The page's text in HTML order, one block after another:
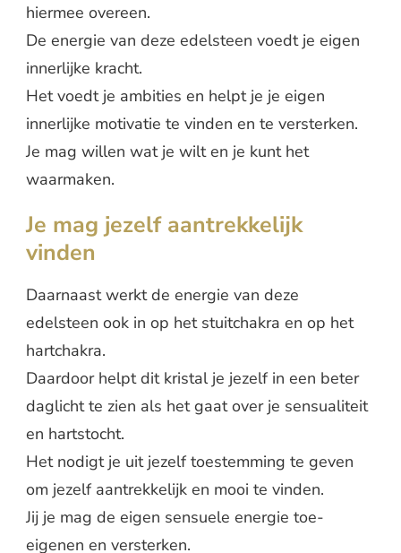
hiermee overeen.
De energie van deze edelsteen voedt je eigen
innerlijke kracht.
Het voedt je ambities en helpt je je eigen
innerlijke motivatie te vinden en te versterken.
Je mag willen wat je wilt en je kunt het
waarmaken.
Je mag jezelf aantrekkelijk
vinden
Daarnaast werkt de energie van deze
edelsteen ook in op het stuitchakra en op het
hartchakra.
Daardoor helpt dit kristal je jezelf in een beter
daglicht te zien als het gaat over je sensualiteit
en hartstocht.
Het nodigt je uit jezelf toestemming te geven
om jezelf aantrekkelijk en mooi te vinden.
Jij je mag de eigen sensuele energie toe-
eigenen en versterken.